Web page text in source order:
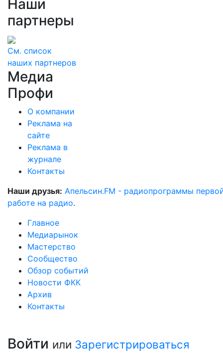
Наши
партнеры
См. список
наших партнеров
Медиа
Профи
О компании
Реклама на
сайте
Реклама в
журнале
Контакты
Наши друзья: Апельсин.FM - радиопрограммы
работе на радио.
Главное
Медиарынок
Мастерство
Сообщество
Обзор событий
Новости ФКК
Архив
Контакты
Войти или Зарегистрироваться